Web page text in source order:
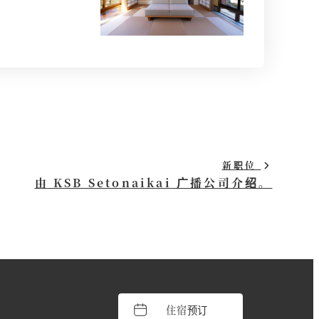
新职位
由 KSB Setonaikai 广播公司介绍。
住宿预订